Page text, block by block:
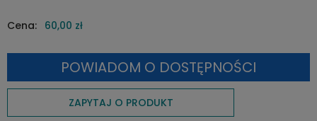
Cena: 60,00 zł
POWIADOM O DOSTĘPNOŚCI
ZAPYTAJ O PRODUKT